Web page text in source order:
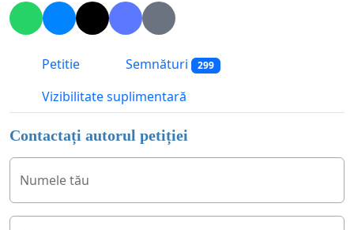
Petitie Semnături 299
Vizibilitate suplimentară
Contactați autorul petiției
Numele tău